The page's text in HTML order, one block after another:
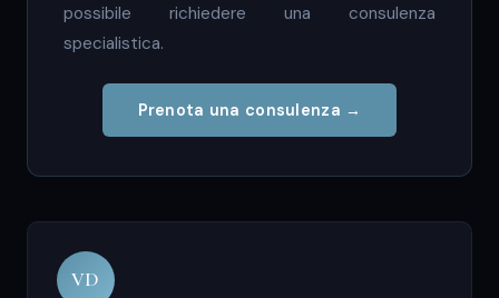
possibile richiedere una consulenza
specialistica.
Prenota una consulenza →
VD